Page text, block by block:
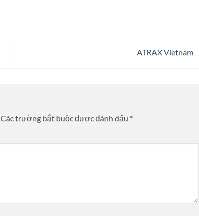
ATRAX Vietnam
Các trường bắt buộc được đánh dấu *